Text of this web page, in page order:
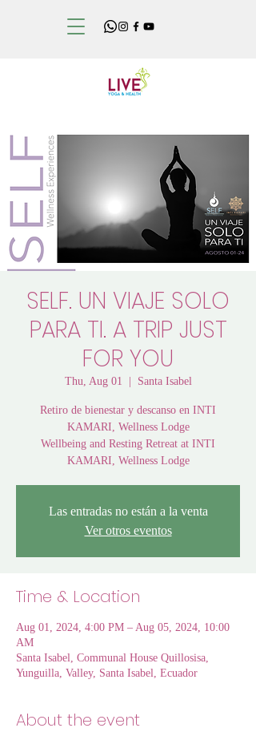
SELF. UN VIAJE SOLO
PARA TI. A TRIP JUST
FOR YOU
Thu, Aug 01 Santa Isabel
Retiro de bienestar y descanso en INTI
KAMARI, Wellness Lodge
Wellbeing and Resting Retreat at INTI
KAMARI, Wellness Lodge
Las entradas no están a la venta
Ver otros eventos
Time & Location
Aug 01, 2024, 4:00 PM – Aug 05, 2024, 10:00
AM
Santa Isabel, Communal House Quillosisa,
Yunguilla, Valley, Santa Isabel, Ecuador
About the event